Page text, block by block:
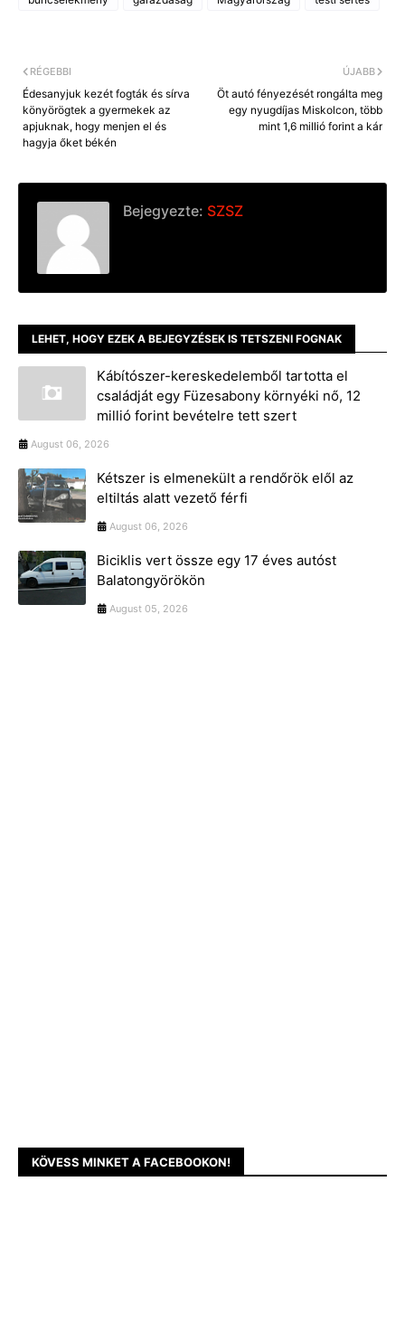
ÚJABB
Öt autó fényezését rongálta meg
egy nyugdíjas Miskolcon, több
mint 1,6 millió forint a kár
RÉGEBBI
Édesanyjuk kezét fogták és sírva
könyörögtek a gyermekek az
apjuknak, hogy menjen el és
hagyja őket békén
Bejegyezte: SZSZ
LEHET, HOGY EZEK A BEJEGYZÉSEK IS TETSZENI FOGNAK
Kábítószer-kereskedelemből tartotta el
családját egy Füzesabony környéki nő, 12
millió forint bevételre tett szert
August 06, 2026
Kétszer is elmenekült a rendőrök elől az
eltiltás alatt vezető férfi
August 06, 2026
Biciklis vert össze egy 17 éves autóst
Balatongyörökön
August 05, 2026
KÖVESS MINKET A FACEBOOKON!